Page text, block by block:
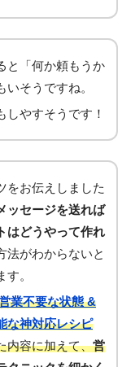
と「何か頼もうか
そうですね。
しやすそうです！
をお伝えしました
ッセージを送れば
はどうやって作れ
法がわからないと
。
業不要な状態 &
な神対応レシピ
内容に加えて、営